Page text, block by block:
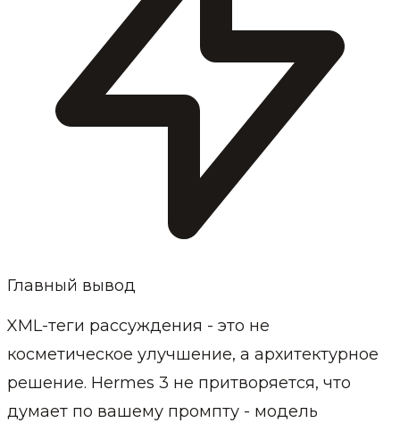
Главный вывод
XML-теги рассуждения - это не
косметическое улучшение, а архитектурное
решение. Hermes 3 не притворяется, что
думает по вашему промпту - модель